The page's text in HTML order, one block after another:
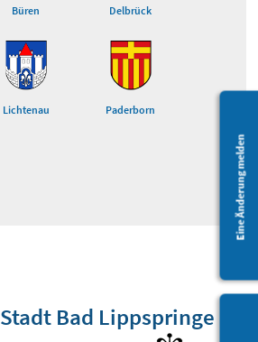
Eine Änderung melden
Büren Delbrück
Lichtenau Paderborn
Stadt Bad Lippspringe